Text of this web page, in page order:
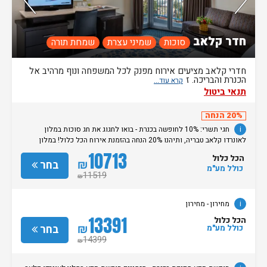
חדר קלאב סוכות שמיני עצרת שמחת תורה
חדרי קלאב מציעים אירוח מפנק לכל המשפחה ונוף מרהיב אל
הכנרת והבריכה. ז
תנאי ביטול
20% הנחה
i
חגי תשרי: 10% לחופשה בכנרת - בואו לחגוג את חג סוכות במלון
לאונרדו קלאב טבריה, ותיהנו 20% הנחה בהזמנת אירוח הכל כלול! במלון
מחכים לכם ארוחות חג עשירות, חדרים מעוצבים, חוויית אירוח חגיגית לכל
המשפחה וכל מה שצריך לחופשה מפנקת על הכנרת. המבצע תקף לאירוח על
בסיס הכל כלול בין התאריכים 25.09.26 עד 4.10.26 למינימום 2 לילות 10%
הנחה נוספים לחברי מועדון פתאל וחברים ולמצטרפים חדשים ללא קוד ארגון
בחר ₪10713
₪11519
הכל כלול
כולל מע"מ
i מחירון- מחירון
בחר ₪13391
₪14399
הכל כלול
כולל מע"מ